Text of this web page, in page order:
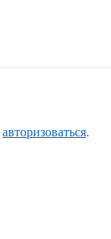
авторизоваться.